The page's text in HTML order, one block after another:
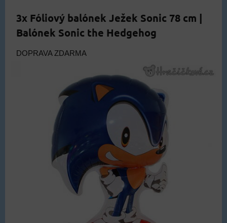
3x Fóliový balónek Ježek Sonic 78 cm |
Balónek Sonic the Hedgehog
DOPRAVA ZDARMA